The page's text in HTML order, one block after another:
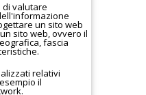
di valutare
un sito web
sito web, ovvero il
fascia
relativi
il